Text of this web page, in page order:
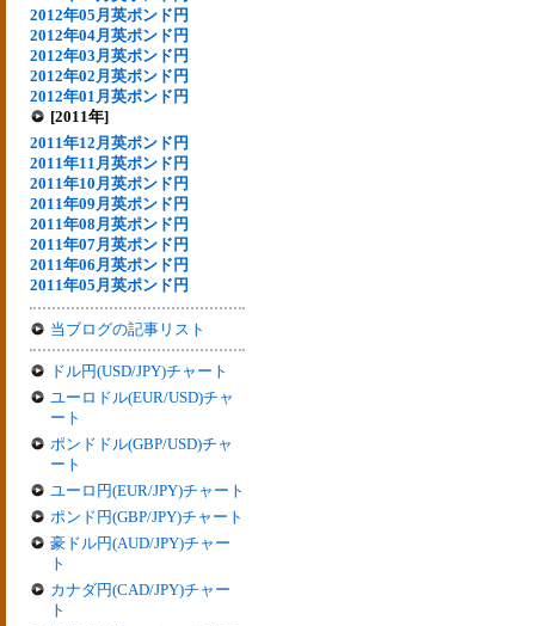
2012年05月英ポンド円
2012年04月英ポンド円
2012年03月英ポンド円
2012年02月英ポンド円
2012年01月英ポンド円
[2011年]
2011年12月英ポンド円
2011年11月英ポンド円
2011年10月英ポンド円
2011年09月英ポンド円
2011年08月英ポンド円
2011年07月英ポンド円
2011年06月英ポンド円
2011年05月英ポンド円
当ブログの記事リスト
ドル円(USD/JPY)チャート
ユーロドル(EUR/USD)チャ
ート
ポンドドル(GBP/USD)チャ
ート
ユーロ円(EUR/JPY)チャート
ポンド円(GBP/JPY)チャート
豪ドル円(AUD/JPY)チャー
ト
カナダ円(CAD/JPY)チャー
ト